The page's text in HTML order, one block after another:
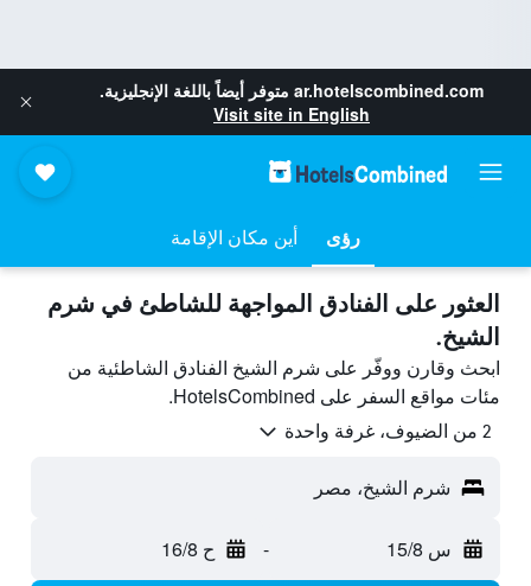
ar.hotelscombined.com متوفر أيضاً باللغة الإنجليزية.
Visit site in English
رؤى أين مكان الإقامة
العثور على الفنادق المواجهة للشاطئ في شرم
الشيخ.
ابحث وقارن ووفّر على شرم الشيخ الفنادق الشاطئية من
مئات مواقع السفر على HotelsCombined.
2 من الضيوف، غرفة واحدة
شرم الشيخ، مصر
س 15/8 - ح 16/8